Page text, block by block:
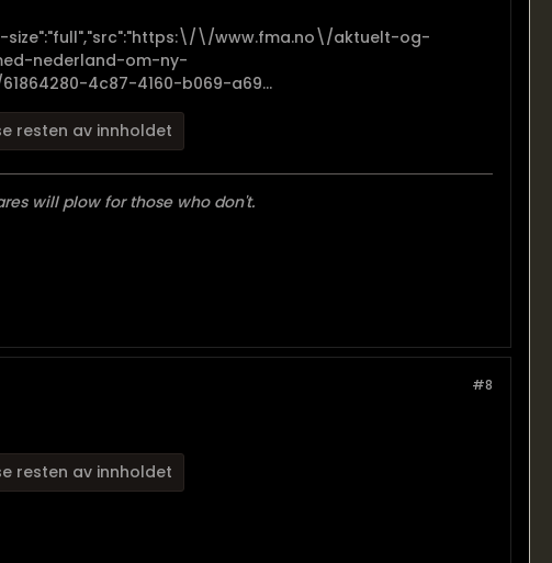
size":"full","src":"https:\/\/www.fma.no\/aktuelt-og-
nederland-om-ny-
4c87-4160-b069-a69...
resten av innholdet
will plow for those who don't.
#8
resten av innholdet